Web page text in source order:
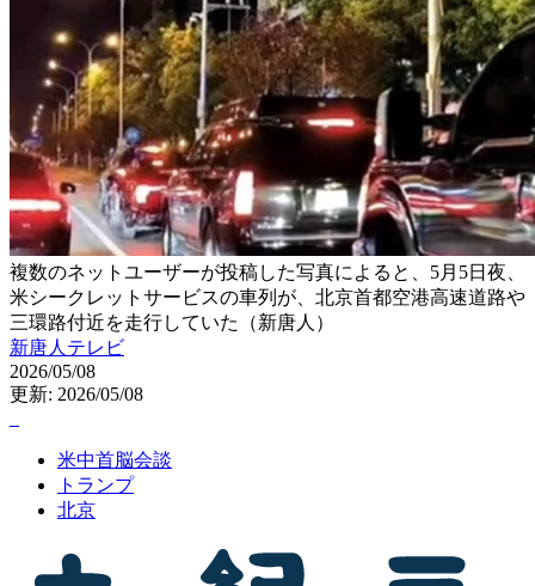
複数のネットユーザーが投稿した写真によると、5月5日夜、
米シークレットサービスの車列が、北京首都空港高速道路や
三環路付近を走行していた（新唐人）
新唐人テレビ
2026/05/08
更新: 2026/05/08
米中首脳会談
トランプ
北京